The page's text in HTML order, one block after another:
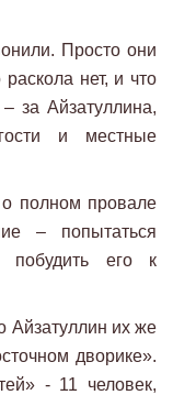
Просто они
нет, и что
Айзатуллина,
и местные
полном провале
– попытаться
побудить его к
Айзатуллин их же
дворике».
- 11 человек,